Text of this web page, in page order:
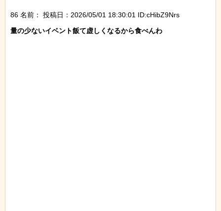
86 名前：
投稿日：2026/05/01 18:30:01 ID:cHibZ9Nrs
量の少ないイベント飯て虚しくなるから食べんわ